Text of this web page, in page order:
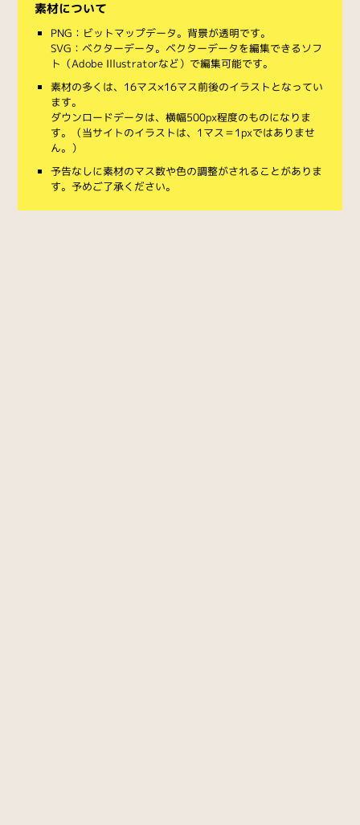
素材について
PNG：ビットマップデータ。背景が透明です。
SVG：ベクターデータ。ベクターデータを編集できるソフ
ト（Adobe Illustratorなど）で編集可能です。
素材の多くは、16マス×16マス前後のイラストとなってい
ます。
ダウンロードデータは、横幅500px程度のものになりま
す。（当サイトのイラストは、1マス＝1pxではありませ
ん。）
予告なしに素材のマス数や色の調整がされることがありま
す。予めご了承ください。